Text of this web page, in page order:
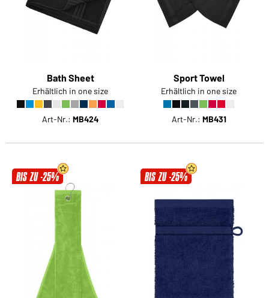
Bath Sheet
Erhältlich in one size
Art-Nr.: MB424
Sport Towel
Erhältlich in one size
Art-Nr.: MB431
BIS ZU -25% BIS ZU -25%